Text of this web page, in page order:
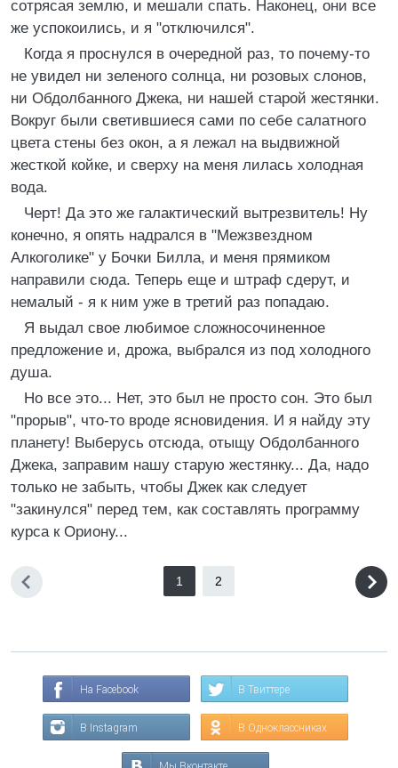
сотрясая землю, и мешали спать. Наконец, они все
же успокоились, и я "отключился".
Когда я проснулся в очередной раз, то почему-то
не увидел ни зеленого солнца, ни розовых слонов,
ни Обдолбанного Джека, ни нашей старой жестянки.
Вокруг были светившиеся сами по себе салатного
цвета стены без окон, а я лежал на выдвижной
жесткой койке, и сверху на меня лилась холодная
вода.
Черт! Да это же галактический вытрезвитель! Ну
конечно, я опять надрался в "Межзвездном
Алкоголике" у Бочки Билла, и меня прямиком
направили сюда. Теперь еще и штраф сдерут, и
немалый - я к ним уже в третий раз попадаю.
Я выдал свое любимое сложносочиненное
предложение и, дрожа, выбрался из под холодного
душа.
Но все это... Нет, это был не просто сон. Это был
"прорыв", что-то вроде ясновидения. И я найду эту
планету! Выберусь отсюда, отыщу Обдолбанного
Джека, заправим нашу старую жестянку... Да, надо
только не забыть, чтобы Джек как следует
"закинулся" перед тем, как составлять программу
курса к Ориону...
1 2
На Facebook В Твиттере
В Instagram В Одноклассниках